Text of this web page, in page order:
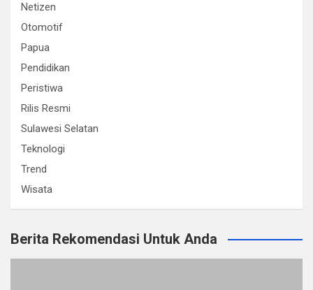
Netizen
Otomotif
Papua
Pendidikan
Peristiwa
Rilis Resmi
Sulawesi Selatan
Teknologi
Trend
Wisata
Berita Rekomendasi Untuk Anda